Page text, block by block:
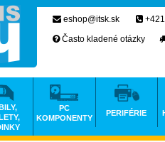
eshop@itsk.sk
Často kladené otázky
PC
KOMPONENTY
PERIFÉRIE